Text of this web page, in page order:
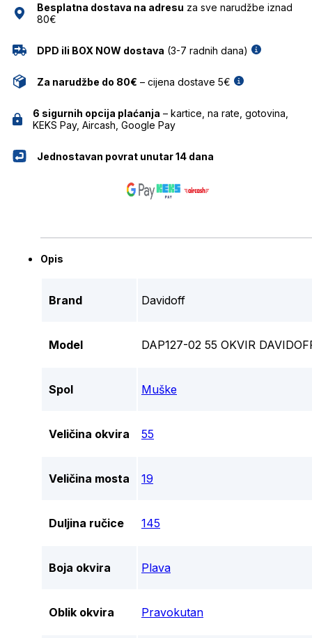
Besplatna dostava na adresu za sve narudžbe iznad
80€
DPD ili BOX NOW dostava (3-7 radnih dana)
Za narudžbe do 80€ – cijena dostave 5€
6 sigurnih opcija plaćanja – kartice, na rate, gotovina,
KEKS Pay, Aircash, Google Pay
Jednostavan povrat unutar 14 dana
Opis
Brand Davidoff
Model DAP127-02 55 OKVIR
Spol Muške
Veličina okvira 55
Veličina mosta 19
Duljina ručice 145
Boja okvira Plava
Oblik okvira Pravokutan